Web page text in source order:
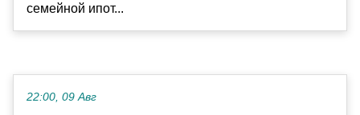
семейной ипот...
22:00, 09 Авг